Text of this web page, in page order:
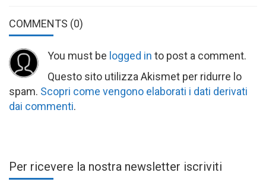
COMMENTS (0)
You must be logged in to post a comment.
Questo sito utilizza Akismet per ridurre lo
spam. Scopri come vengono elaborati i dati derivati
dai commenti.
Per ricevere la nostra newsletter iscriviti